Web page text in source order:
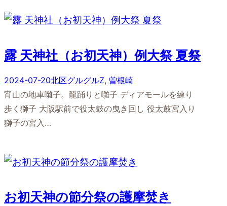
プ
露 天神社（お初天神）例大祭 夏祭
2024-07-20北区グルグルZ, 曽根崎
宵山の地車囃子。龍踊りと囃子 ディアモールを練り
歩く獅子 大阪駅前で役太鼓の曳き回し 役太鼓宮入り
獅子の宮入…
お初天神の節分祭の護摩焚き